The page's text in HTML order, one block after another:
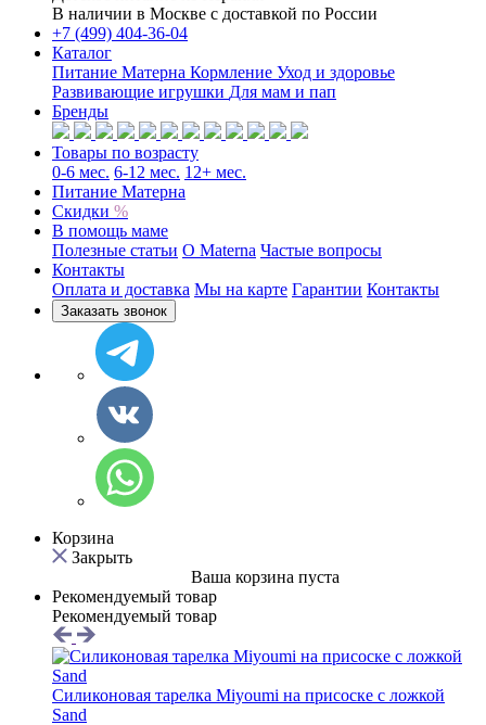
В наличии в Москве с доставкой по России
+7 (499) 404-36-04
Каталог
Питание Матерна Кормление Уход и здоровье
Развивающие игрушки Для мам и пап
Бренды
Товары по возрасту
0-6 мес. 6-12 мес. 12+ мес.
Питание Матерна
Скидки %
В помощь маме
Полезные статьи O Materna Частые вопросы
Контакты
Оплата и доставка Мы на карте Гарантии Контакты
Заказать звонок
Корзина
Закрыть
Ваша корзина пуста
Рекомендуемый товар
Рекомендуемый товар
Силиконовая тарелка Мiyoumi на присоске с ложкой
Sand